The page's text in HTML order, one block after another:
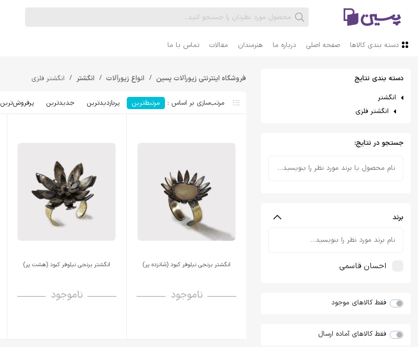
دسته بندی کالاها صفحه اصلی درباره ما هنرمندان مقالات تماس با ما
دسته بندی نتایج
انگشتر
انگشتر فلزی
جستجو در نتایج:
برند
احسان قاسمی
فقط کالاهای موجود
فقط کالاهای آماده ارسال
فروشگاه اینترنتی زیورآلات پسین انواع زیورآلات انگشتر انگشتر فلزی
مرتبط‌ترین پربازدیدترین جدیدترین پرفروش‌ترین‌
انگشتر برنجی نیلوفر کبود (شانزده پر)
ناموجود
انگشتر برنجی نیلوفر کبود (هشت پر)
ناموجود